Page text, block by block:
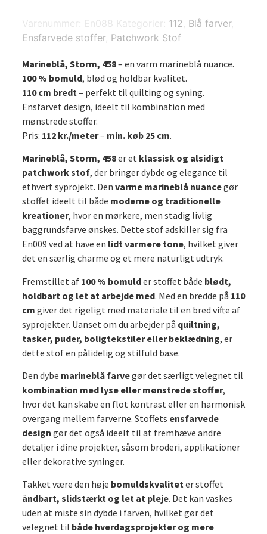
Varenummer: En088 Kategorier: 112 Blå farver,
Ensfarvede stoffer, Patchwork Stof
Marineblå, Storm, 458– en varm marineblå nuance.
100 % bomuld, blød og holdbar kvalitet.
110 cm bredt – perfekt til quilting og syning.
Ensfarvet design, ideelt til kombination med
mønstrede stoffer.
Pris: 112 kr./meter– min. køb 25 cm.
Marineblå, Storm, 458er et klassisk og alsidigt
patchwork stof, der bringer dybde og elegance til
ethvert syprojekt. Den varme marineblå nuancegør
stoffet ideelt til både moderne og traditionelle
kreationer, hvor en mørkere, men stadig livlig
baggrundsfarve ønskes. Dette stof adskiller sig fra
En009 ved at have en lidt varmere tone, hvilket giver
det en særlig charme og et mere naturligt udtryk.
Fremstillet af 100 % bomulder stoffet både blødt,
holdbart og let at arbejde med. Med en bredde på 110
cm giver det rigeligt med materiale til en bred vifte af
syprojekter. Uanset om du arbejder på quiltning,
tasker, puder, boligtekstiler eller beklædning, er
dette stof en pålidelig og stilfuld base.
Den dybe marineblå farvegør det særligt velegnet til
kombination med lyse eller mønstrede stoffer,
hvor det kan skabe en flot kontrast eller en harmonisk
overgang mellem farverne. Stoffets ensfarvede
design gør det også ideelt til at fremhæve andre
detaljer i dine projekter, såsom broderi, applikationer
eller dekorative syninger.
Takket være den høje bomuldskvaliteter stoffet
åndbart, slidstærkt og let at pleje. Det kan vaskes
uden at miste sin dybde i farven, hvilket gør det
velegnet til både hverdagsprojekter og mere